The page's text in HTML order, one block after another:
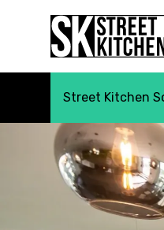
Street Kitchen